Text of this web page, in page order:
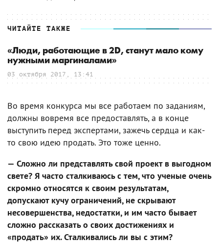
ЧИТАЙТЕ ТАКЖЕ
«Люди, работающие в 2D, станут мало кому
нужными маргиналами»
03 октября 2017, 13:41
Во время конкурса мы все работаем по заданиям,
должны вовремя все предоставлять, а в конце
выступить перед экспертами, зажечь сердца и как-
то свою идею продать. Это тоже ценно.
— Сложно ли представлять свой проект в выгодном
свете? Я часто сталкиваюсь с тем, что ученые очень
скромно относятся к своим результатам,
допускают кучу ограничений, не скрывают
несовершенства, недостатки, и им часто бывает
сложно рассказать о своих достижениях и
«продать» их. Сталкивались ли вы с этим?